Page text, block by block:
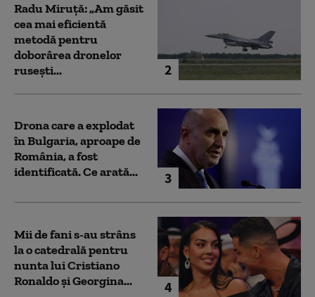
2
Radu Miruță: „Am găsit
cea mai eficientă
metodă pentru
doborârea dronelor
rusești...
3
Drona care a explodat
în Bulgaria, aproape de
România, a fost
identificată. Ce arată...
4
Mii de fani s-au strâns
la o catedrală pentru
nunta lui Cristiano
Ronaldo şi Georgina...